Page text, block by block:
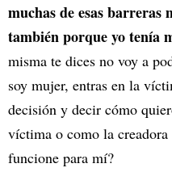
muchas de esas barreras
también porque yo tenía
misma te dices no voy a
soy mujer, entras en la
decisión y decir cómo
víctima o como la
funcione para mí?